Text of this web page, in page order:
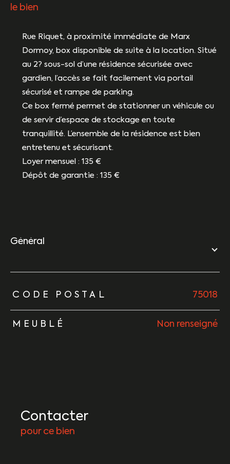
le bien
Rue Riquet, à proximité immédiate de Marx
Dormoy, box disponible de suite à la location. Situé
au 2? sous-sol d’une résidence sécurisée avec
gardien, l’accès se fait facilement via portail
sécurisé et rampe de parking.
Ce box fermé permet de stationner un véhicule ou
de servir d’espace de stockage en toute
tranquillité. L’ensemble de la résidence est bien
entretenu et sécurisant.
Loyer mensuel : 135 €
Dépôt de garantie : 135 €
général
TRAD_ZEPHYR_Caracteristique TRAD_ZEPHYR_Valeurs
CODE POSTAL 75018
MEUBLÉ Non renseigné
Contacter
pour ce bien